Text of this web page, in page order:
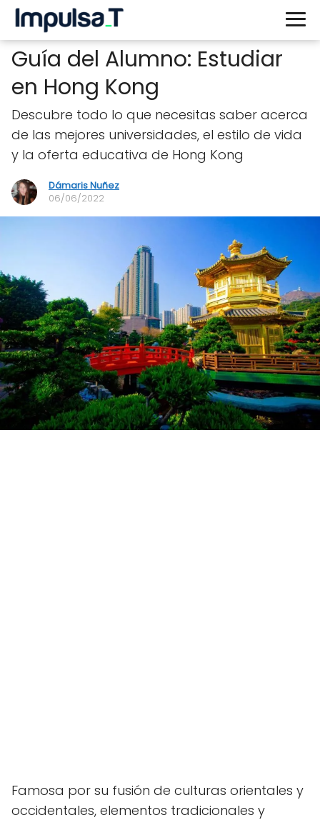
Guía del Alumno: Estudiar
en Hong Kong
Descubre todo lo que necesitas saber acerca
de las mejores universidades, el estilo de vida
y la oferta educativa de Hong Kong
Dámaris Nuñez
06/06/2022
Famosa por su fusión de culturas orientales y
occidentales, elementos tradicionales y